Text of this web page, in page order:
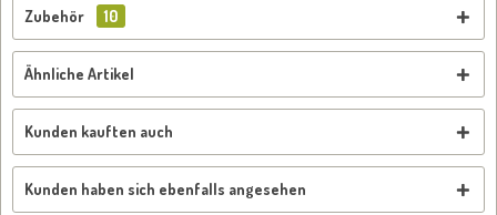
Zubehör 10
Ähnliche Artikel
Kunden kauften auch
Kunden haben sich ebenfalls angesehen